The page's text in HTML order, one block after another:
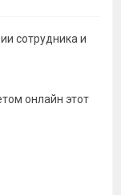
сотрудника и
онлайн этот